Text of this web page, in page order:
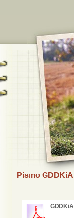
Pismo GDDKiA